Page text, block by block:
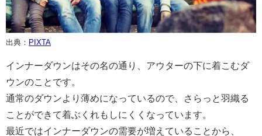
出典： PIXTA
インナーダウンはその名の通り、アウターの下に着こむダ
ウンのことです。
通常のダウンより薄めになっているので、さらっと羽織る
ことができて着ぶくれもしにくくなっています。
最近ではインナーダウンの需要が増えていることから、